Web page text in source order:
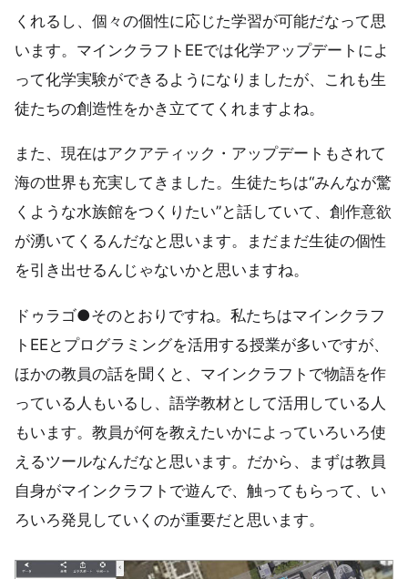
くれるし、個々の個性に応じた学習が可能だなって思
います。マインクラフトEEでは化学アップデートによ
って化学実験ができるようになりましたが、これも生
徒たちの創造性をかき立ててくれますよね。
また、現在はアクアティック・アップデートもされて
海の世界も充実してきました。生徒たちは“みんなが驚
くような水族館をつくりたい”と話していて、創作意欲
が湧いてくるんだなと思います。まだまだ生徒の個性
を引き出せるんじゃないかと思いますね。
ドゥラゴ●そのとおりですね。私たちはマインクラフ
トEEとプログラミングを活用する授業が多いですが、
ほかの教員の話を聞くと、マインクラフトで物語を作
っている人もいるし、語学教材として活用している人
もいます。教員が何を教えたいかによっていろいろ使
えるツールなんだなと思います。だから、まずは教員
自身がマインクラフトで遊んで、触ってもらって、い
ろいろ発見していくのが重要だと思います。